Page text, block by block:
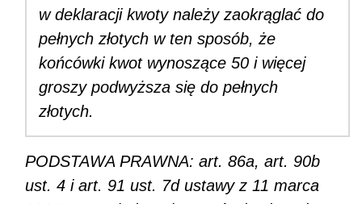
w deklaracji kwoty należy zaokrąglać do
pełnych złotych w ten sposób, że
końcówki kwot wynoszące 50 i więcej
groszy podwyższa się do pełnych
złotych.
PODSTAWA PRAWNA: art. 86a, art. 90b
ust. 4 i art. 91 ust. 7d ustawy z 11 marca